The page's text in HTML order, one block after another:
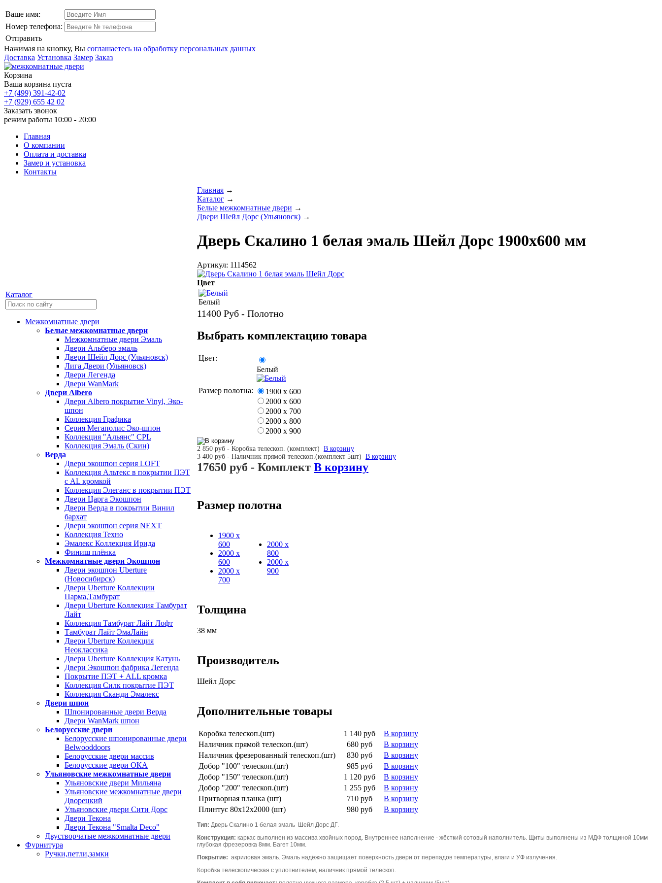
Ваше имя:
Номер телефона:
Отправить
Нажимая на кнопку, Вы соглашаетесь на обработку персональных данных
Доставка Установка Замер Заказ
Корзина
Ваша корзина пуста
+7 (499) 391-42-02
+7 (929) 655 42 02
Заказать звонок
режим работы 10:00 - 20:00
Главная
О компании
Оплата и доставка
Замер и установка
Контакты
Каталог
Межкомнатные двери
Белые межкомнатные двери
Межкомнатные двери Эмаль
Двери Альберо эмаль
Двери Шейл Дорс (Ульяновск)
Лига Двери (Ульяновск)
Двери Легенда
Двери WanMark
Двери Albero
Двери Albero покрытие Vinyl, Эко-
шпон
Коллекция Графика
Серия Мегаполис Эко-шпон
Коллекция "Альянс" CPL
Коллекция Эмаль (Скин)
Верда
Двери экошпон серия LOFT
Коллекция Альтекс в покрытии ПЭТ
с AL кромкой
Коллекция Элеганс в покрытии ПЭТ
Двери Царга Экошпон
Двери Верда в покрытии Винил
бархат
Двери экошпон серия NEXT
Коллекция Техно
Эмалекс Коллекция Ирида
Финиш плёнка
Межкомнатные двери Экошпон
Двери экошпон Uberture
(Новосибирск)
Двери Uberture Коллекции
Парма,Тамбурат
Двери Uberture Коллекция Тамбурат
Лайт
Коллекция Тамбурат Лайт Лофт
Тамбурат Лайт ЭмаЛайн
Двери Uberture Коллекция
Неоклассика
Двери Uberture Коллекция Катунь
Двери Экошпон фабрика Легенда
Покрытие ПЭТ + ALL кромка
Коллекция Силк покрытие ПЭТ
Коллекция Сканди Эмалекс
Двери шпон
Шпонированные двери Верда
Двери WanMark шпон
Белорусские двери
Белорусские шпонированные двери
Belwooddoors
Белорусские двери массив
Белорусские двери ОКА
Ульяновские межкомнатные двери
Ульяновские двери Мильяна
Ульяновские межкомнатные двери
Дворецкий
Ульяновские двери Сити Дорс
Двери Текона
Двери Текона "Smalta Deco"
Двустворчатые межкомнатные двери
Фурнитура
Ручки,петли,замки
Главная →
Каталог →
Белые межкомнатные двери →
Двери Шейл Дорс (Ульяновск) →
Дверь Скалино 1 белая эмаль Шейл Дорс 1900х600 мм
Артикул: 1114562
Цвет
Белый
11400 Руб - Полотно
Выбрать комплектацию товара
Цвет:
Белый
Размер полотна:
1900 х 600
2000 х 600
2000 х 700
2000 х 800
2000 х 900
2 850 руб - Коробка телескоп. (комплект) В корзину
3 400 руб - Наличник прямой телескоп.(комплект 5шт) В корзину
17650 руб - Комплект В корзину
Размер полотна
1900 х
600
2000 х
600
2000 х
700
2000 х
800
2000 х
900
Толщина
38 мм
Производитель
Шейл Дорс
Дополнительные товары
Коробка телескоп.(шт) 1 140 руб
В корзину
Наличник прямой телескоп.(шт)
680 руб
В корзину
Наличник фрезерованный телескоп.(шт)
830 руб
В корзину
Добор "100" телескоп.(шт)
985 руб
В корзину
Добор "150" телескоп.(шт)
1 120 руб
В корзину
Добор "200" телескоп.(шт)
1 255 руб
В корзину
Притворная планка (шт)
710 руб
В корзину
Плинтус 80х12х2000 (шт)
980 руб В корзину
Тип: Дверь Скалино 1 белая эмаль Шейл Дорс ДГ.
Конструкция: каркас выполнен из массива хвойных пород. Внутреннее наполнение - жёсткий сотовый наполнитель. Щиты выполнены из МДФ толщиной 10мм
глубокая фрезеровка 8мм. Багет 10мм.
Покрытие: акриловая эмаль. Эмаль надёжно защищает поверхность двери от перепадов температуры, влаги и УФ излучения.
Коробка телескопическая с уплотнителем, наличник прямой телескоп.